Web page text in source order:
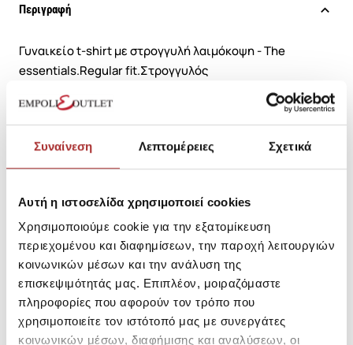
Συναίνεση Λεπτομέρειες Σχετικά
Αυτή η ιστοσελίδα χρησιμοποιεί cookies
Χρησιμοποιούμε cookie για την εξατομίκευση
περιεχομένου και διαφημίσεων, την παροχή λειτουργιών
κοινωνικών μέσων και την ανάλυση της
επισκεψιμότητάς μας. Επιπλέον, μοιραζόμαστε
πληροφορίες που αφορούν τον τρόπο που
χρησιμοποιείτε τον ιστότοπό μας με συνεργάτες
κοινωνικών μέσων, διαφήμισης και αναλύσεων, οι
Περιγραφή
Γυναικείο t-shirt με στρογγυλή λαιμόκοψη - The
essentials.Regular fit.Στρογγυλός
λαιμός.Μονόχρωμο.Branded ετικέτα πάνω από το
τελείωμα./br>To προϊόν αποστέλλεται εντός 3 έως 5
εργάσιμων ημερών
Μεγεθολόγιο
Κωδικός Κατασκευαστή: FBL009-101-04
Σύνθεση
Αποστολές Προϊόντων